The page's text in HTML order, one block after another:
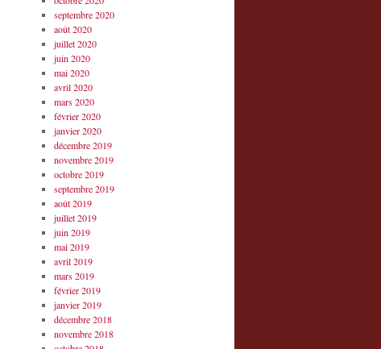
septembre 2020
août 2020
juillet 2020
juin 2020
mai 2020
avril 2020
mars 2020
février 2020
janvier 2020
décembre 2019
novembre 2019
octobre 2019
septembre 2019
août 2019
juillet 2019
juin 2019
mai 2019
avril 2019
mars 2019
février 2019
janvier 2019
décembre 2018
novembre 2018